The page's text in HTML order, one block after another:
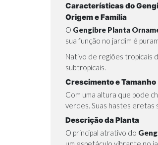
Características do
Origem e Família
O Gengibre Planta
sua função no jardim é
Nativo de regiões tropicais
subtropicais.
Crescimento e Tamanho
Com uma altura que pode
verdes. Suas hastes eretas
Descrição da Planta
O principal atrativo do